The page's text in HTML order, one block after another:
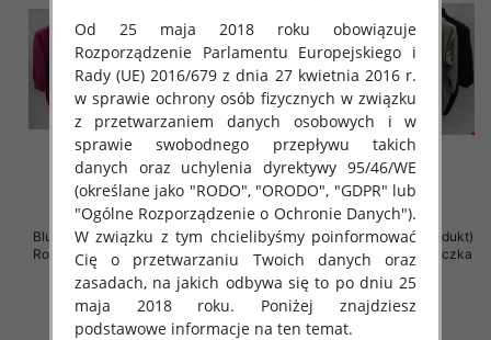
Bluzki damskie ( Turecki produkt)
Roz Standard , Mix Kolor .Paczka
12 szt
43.00 zł
szczegóły
Bluzki damskie ( Turecki produkt)
Roz Standard , Mix Kolor .Paczka
42.00 zł
szczegóły
Od 25 maja 2018 roku obowiązuje
Rozporządzenie Parlamentu Europejskiego i
Rady (UE) 2016/679 z dnia 27 kwietnia 2016 r.
w sprawie ochrony osób fizycznych w związku
z przetwarzaniem danych osobowych i w
sprawie swobodnego przepływu takich
danych oraz uchylenia dyrektywy 95/46/WE
(określane jako "RODO", "ORODO", "GDPR" lub
"Ogólne Rozporządzenie o Ochronie Danych").
W związku z tym chcielibyśmy poinformować
Cię o przetwarzaniu Twoich danych oraz
zasadach, na jakich odbywa się to po dniu 25
maja 2018 roku. Poniżej znajdziesz
podstawowe informacje na ten temat.